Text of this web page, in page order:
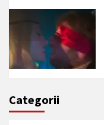
Categorii